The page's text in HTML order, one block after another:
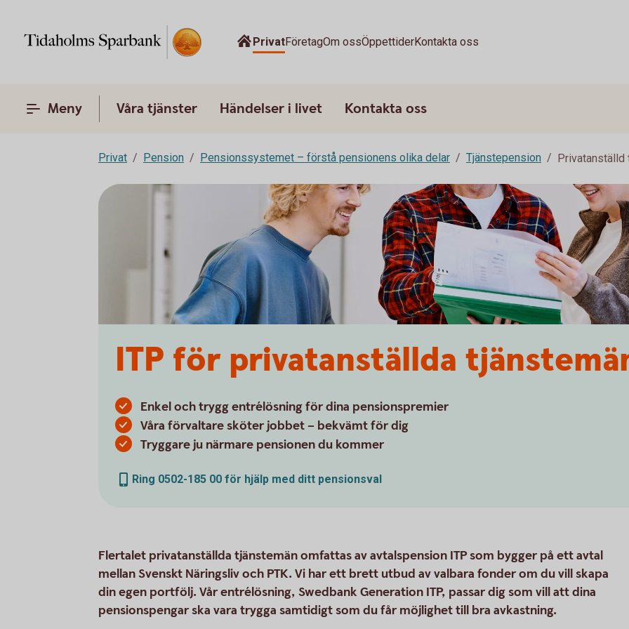
PrivatFöretagOm ossÖppettiderKontakta oss
Meny Våra tjänster Händelser i livet Kontakta oss
Privat Pension Pensionssystemet – förstå pensionens olika delar Tjänstepension Privatanställd
ITP för privatanställda
Enkel och trygg entrélösning för dina pensionspremier
Våra förvaltare sköter jobbet – bekvämt för dig
Tryggare ju närmare pensionen du kommer
Ring 0502-185 00 för hjälp med ditt pensionsval
Flertalet privatanställda tjänstemän omfattas av avtalspension ITP som bygger på ett avtal
mellan Svenskt Näringsliv och PTK. Vi har ett brett utbud av valbara fonder om du vill skapa
din egen portfölj. Vår entrélösning, Swedbank Generation ITP, passar dig som vill att dina
pensionspengar ska vara trygga samtidigt som du får möjlighet till bra avkastning.